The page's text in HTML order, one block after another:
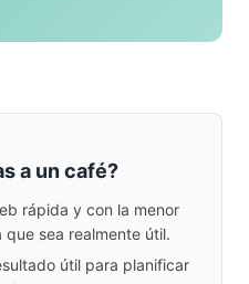
a un café?
rápida y con la menor
sea realmente útil.
útil para planificar